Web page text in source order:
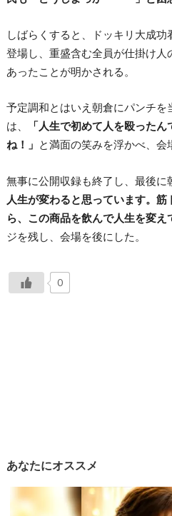
しばらくすると、ドッキリ大成
登場し、重盛含む全員が仕掛け
あったことが明かされる。
予定調和とはいえ朝倉にパンチを
は、
「人生で初めて人を殴った
ね！」 と満面の笑みを浮かべ、会
無事に公開収録も終了し、最後に
人生が変わると思っています。
ら、この商品を飲んで人生を変え
ジを残し、会場を後にした。
0
あなたにオススメ